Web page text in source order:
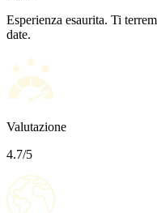
Esperienza esaurita. Ti
date.
Valutazione
4.7/5